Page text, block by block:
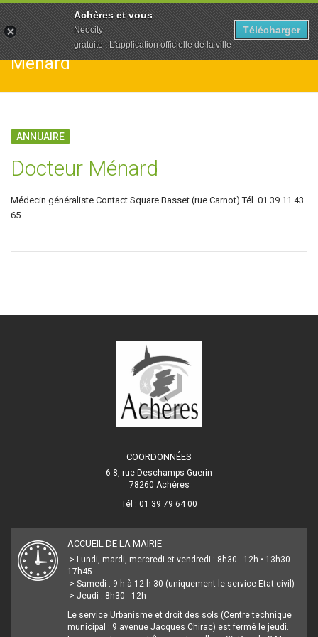
Ménard
ANNUAIRE
Docteur Ménard
Médecin généraliste Contact Square Basset (rue Carnot) Tél. 01 39 11 43
65
COORDONNÉES
6-8, rue Deschamps Guerin
78260 Achères
Tél : 01 39 79 64 00
ACCUEIL DE LA MAIRIE
-> Lundi, mardi, mercredi et vendredi : 8h30 - 12h • 13h30 -
17h45
-> Samedi : 9 h à 12 h 30 (uniquement le service Etat civil)
-> Jeudi : 8h30 - 12h
Le service Urbanisme et droit des sols (Centre technique
municipal : 9 avenue Jacques Chirac) est fermé le jeudi.
Achères et vous
Neocity
gratuite : L'application officielle de la ville
Télécharger